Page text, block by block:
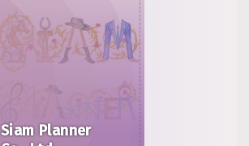
Siam Planner